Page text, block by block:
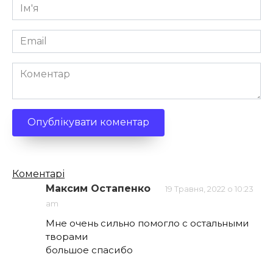
Ім'я
*
Email
*
Коментар
Кількість
коментарів
Коментарі
Максим Остапенко
19 Травня, 2022 о 10:23
am
Мне очень сильно помогло с остальными
творами
большое спасибо